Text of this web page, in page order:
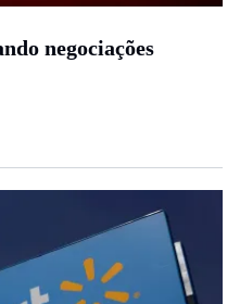
negociações